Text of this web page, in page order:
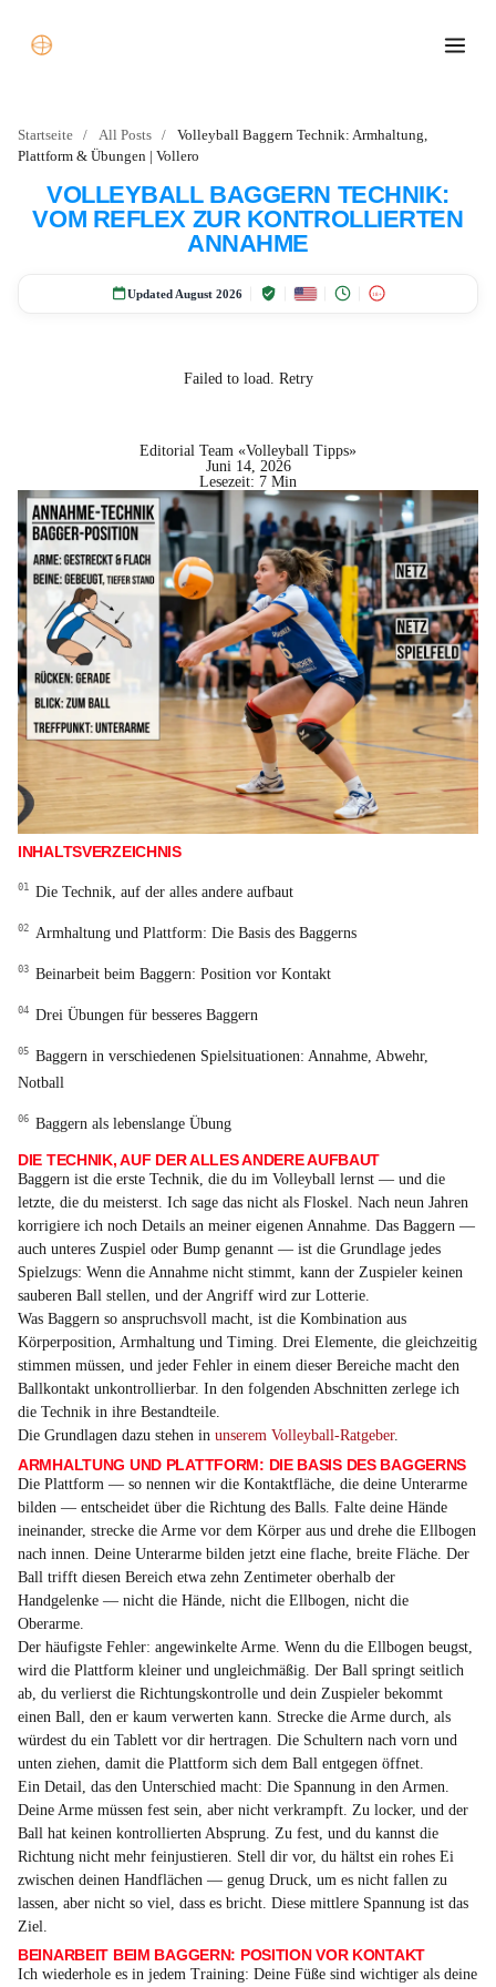
Startseite / All Posts /
Volleyball Baggern Technik: Armhaltung,
Plattform & Übungen | Vollero
VOLLEYBALL BAGGERN TECHNIK:
VOM REFLEX ZUR KONTROLLIERTEN
ANNAHME
Updated August 2026 18+
Failed to load. Retry
Editorial Team «Volleyball Tipps»
Juni 14, 2026
Lesezeit: 7 Min
INHALTSVERZEICHNIS
Die Technik, auf der alles andere aufbaut
Armhaltung und Plattform: Die Basis des Baggerns
Beinarbeit beim Baggern: Position vor Kontakt
Drei Übungen für besseres Baggern
Baggern in verschiedenen Spielsituationen: Annahme, Abwehr,
Notball
Baggern als lebenslange Übung
DIE TECHNIK, AUF DER ALLES ANDERE AUFBAUT
Baggern ist die erste Technik, die du im Volleyball lernst — und die
letzte, die du meisterst. Ich sage das nicht als Floskel. Nach neun Jahren
korrigiere ich noch Details an meiner eigenen Annahme. Das Baggern —
auch unteres Zuspiel oder Bump genannt — ist die Grundlage jedes
Spielzugs: Wenn die Annahme nicht stimmt, kann der Zuspieler keinen
sauberen Ball stellen, und der Angriff wird zur Lotterie.
Was Baggern so anspruchsvoll macht, ist die Kombination aus
Körperposition, Armhaltung und Timing. Drei Elemente, die gleichzeitig
stimmen müssen, und jeder Fehler in einem dieser Bereiche macht den
Ballkontakt unkontrollierbar. In den folgenden Abschnitten zerlege ich
die Technik in ihre Bestandteile.
Die Grundlagen dazu stehen in unserem Volleyball-Ratgeber.
ARMHALTUNG UND PLATTFORM: DIE BASIS DES BAGGERNS
Die Plattform — so nennen wir die Kontaktfläche, die deine Unterarme
bilden — entscheidet über die Richtung des Balls. Falte deine Hände
ineinander, strecke die Arme vor dem Körper aus und drehe die Ellbogen
nach innen. Deine Unterarme bilden jetzt eine flache, breite Fläche. Der
Ball trifft diesen Bereich etwa zehn Zentimeter oberhalb der
Handgelenke — nicht die Hände, nicht die Ellbogen, nicht die
Oberarme.
Der häufigste Fehler: angewinkelte Arme. Wenn du die Ellbogen beugst,
wird die Plattform kleiner und ungleichmäßig. Der Ball springt seitlich
ab, du verlierst die Richtungskontrolle und dein Zuspieler bekommt
einen Ball, den er kaum verwerten kann. Strecke die Arme durch, als
würdest du ein Tablett vor dir hertragen. Die Schultern nach vorn und
unten ziehen, damit die Plattform sich dem Ball entgegen öffnet.
Ein Detail, das den Unterschied macht: Die Spannung in den Armen.
Deine Arme müssen fest sein, aber nicht verkrampft. Zu locker, und der
Ball hat keinen kontrollierten Absprung. Zu fest, und du kannst die
Richtung nicht mehr feinjustieren. Stell dir vor, du hältst ein rohes Ei
zwischen deinen Handflächen — genug Druck, um es nicht fallen zu
lassen, aber nicht so viel, dass es bricht. Diese mittlere Spannung ist das
Ziel.
BEINARBEIT BEIM BAGGERN: POSITION VOR KONTAKT
Ich wiederhole es in jedem Training: Deine Füße sind wichtiger als deine